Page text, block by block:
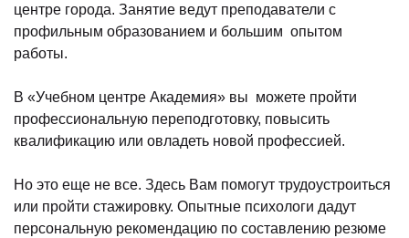
центре города. Занятие ведут преподаватели с
профильным образованием и большим опытом
работы.
В «Учебном центре Академия» вы можете пройти
профессиональную переподготовку, повысить
квалификацию или овладеть новой профессией.
Но это еще не все. Здесь Вам помогут трудоустроиться
или пройти стажировку. Опытные психологи дадут
персональную рекомендацию по составлению резюме